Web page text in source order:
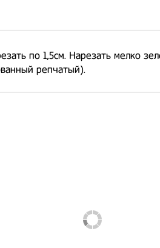
по 1,5см. Нарезать мелко
репчатый).